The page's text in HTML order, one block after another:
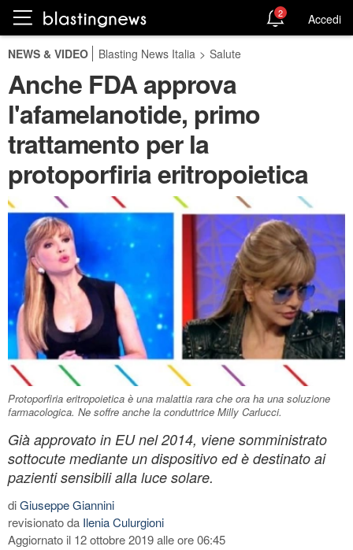
2 Accedi
NEWS & VIDEO Blasting News Italia > Salute
Anche FDA approva
l'afamelanotide, primo
trattamento per la
protoporfiria eritropoietica
Protoporfiria eritropoietica è una malattia rara che ora ha una soluzione
farmacologica. Ne soffre anche la conduttrice Milly Carlucci.
Già approvato in EU nel 2014, viene somministrato
sottocute mediante un dispositivo ed è destinato ai
pazienti sensibili alla luce solare.
diGiuseppe Giannini
revisionato da Ilenia Culurgioni
Aggiornato il 12 ottobre 2019 alle ore 06:45